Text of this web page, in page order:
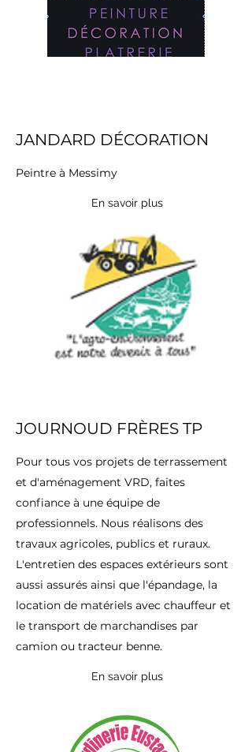
JANDARD DÉCORATION
Peintre à Messimy
En savoir plus
JOURNOUD FRÈRES TP
Pour tous vos projets de terrassement
et d'aménagement VRD, faites
confiance à une équipe de
professionnels. Nous réalisons des
travaux agricoles, publics et ruraux.
L'entretien des espaces extérieurs sont
aussi assurés ainsi que l'épandage, la
location de matériels avec chauffeur et
le transport de marchandises par
camion ou tracteur benne.
En savoir plus